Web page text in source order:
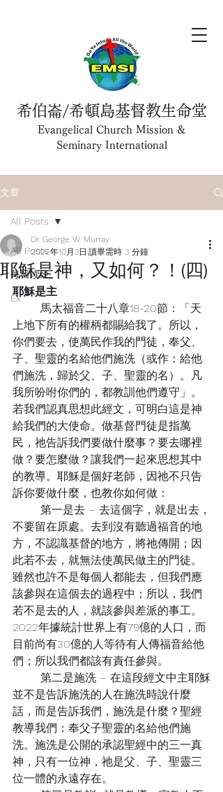
希伯崙/希頓島基督教生命堂
Evangelical Church Mission &
Seminary International
文章
All Posts
每日读经
Ex
All Posts
耶穌是神，又如何？！(四)
Dr. George W. Murray
2022年10月3日 讀畢需時 3 分鐘
耶穌是主
上地下所有的權柄都賜給我了。所以，
你們要去，使萬民作我的門徒，奉父、
子、聖靈的名給他們施洗（或作：給他
們施洗，歸於父、子、聖靈的名）。凡
我所吩咐你們的，都教訓他們遵守」。
若我們認真思想此經文，可明白這是神
給我們的大使命。做基督門徒是指萬
民，祂告訴我們要做什麼事？要去哪裡
做？要怎麼做？讓我們一起來思想其中
的教導。耶穌是個好老師，因祂不只告
訴你要做什麼，也教你如何做：
不要留在原處。去到沒有聽過福音的地
方，不認識基督的地方，將祂傳開；因
此若不去，就無法使萬民做主的門徒。
雖然也許不是每個人都能去，但我們應
該參與在這個去的過程中；所以，我們
若不是去的人，就該參與差派的事工。
2022年據統計世界上有79億的人口，而
目前尚有30億的人等待有人傳福音給他
們；所以我們都該有責任參與。
並不是告訴施洗的人在施洗時說什麼
話，而是告訴我們，施洗是什麼？聖經
教導我們：奉父子聖靈的名給他們施
洗。施洗是公開的承認聖經中的三一真
神，只有一位神，祂是父、子、聖靈三
位一體的永遠存在。